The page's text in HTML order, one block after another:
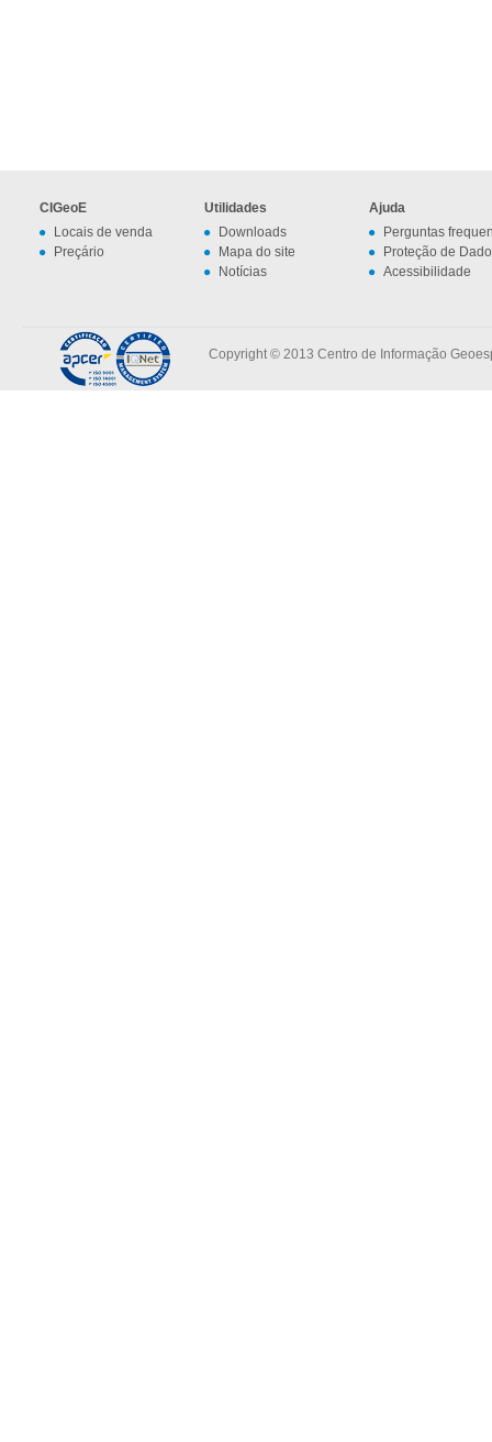
CIGeoE
Locais de venda
Preçário
Utilidades
Downloads
Mapa do site
Notícias
Ajuda
Perguntas
Proteção de
Acessibilidade
Copyright © 2013 Centro de Informação